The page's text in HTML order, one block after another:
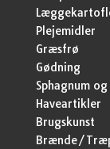
Plejemidler
Græsfrø
Gødning
Sphagnum
Haveartikler
Brugskunst
Brænde/